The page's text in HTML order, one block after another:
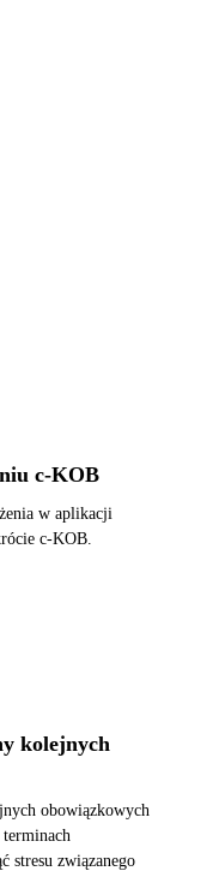
c-KOB
w aplikacji
c-KOB.
kolejnych
obowiązkowych
stresu związanego